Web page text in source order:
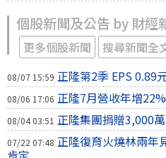
個股新聞及公告 by 財經
更多個股新聞 搜尋新聞全
08/07 15:59 正隆第2季 EPS 0.89
08/06 17:06 正隆7月營收年增22%
08/04 03:51 正隆集團捐贈3,000
07/22 07:48 正隆復育火燒林兩年